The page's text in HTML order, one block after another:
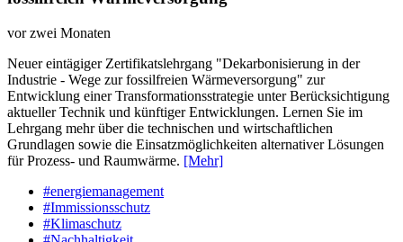
vor zwei Monaten
Neuer eintägiger Zertifikatslehrgang "Dekarbonisierung in der
Industrie - Wege zur fossilfreien Wärmeversorgung" zur
Entwicklung einer Transformationsstrategie unter Berücksichtigung
aktueller Technik und künftiger Entwicklungen. Lernen Sie im
Lehrgang mehr über die technischen und wirtschaftlichen
Grundlagen sowie die Einsatzmöglichkeiten alternativer Lösungen
für Prozess- und Raumwärme. [Mehr]
#energiemanagement
#Immissionsschutz
#Klimaschutz